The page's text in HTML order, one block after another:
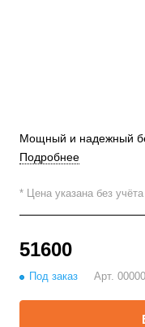
Мощный и надежный
Подробнее
* Цена указана без
51600
Под заказ Арт.